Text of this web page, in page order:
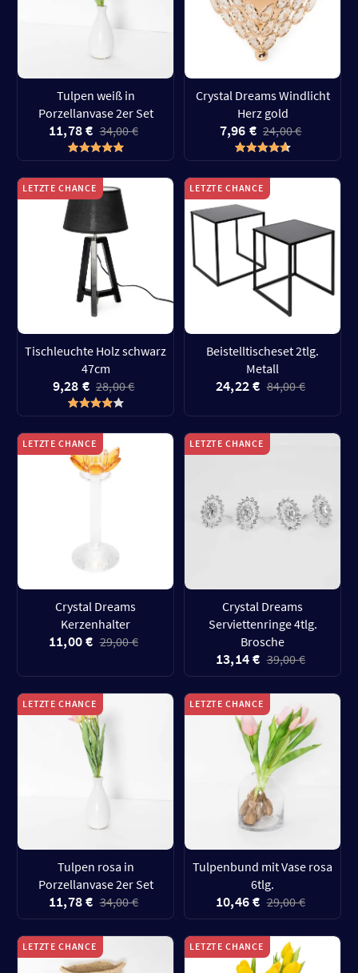
Tulpen weiß in
Porzellanvase 2er Set
11,78 € 34,00 €
Crystal Dreams Windlicht
Herz gold
7,96 € 24,00 €
LETZTE CHANCE
Tischleuchte Holz schwarz
47cm
9,28 € 28,00 €
LETZTE CHANCE
Beistelltischeset 2tlg.
Metall
24,22 € 84,00 €
LETZTE CHANCE
Crystal Dreams
Kerzenhalter
11,00 € 29,00 €
LETZTE CHANCE
Crystal Dreams
Serviettenringe 4tlg.
Brosche
13,14 € 39,00 €
LETZTE CHANCE
Tulpen rosa in
Porzellanvase 2er Set
11,78 € 34,00 €
LETZTE CHANCE
Tulpenbund mit Vase rosa
6tlg.
10,46 € 29,00 €
LETZTE CHANCE LETZTE CHANCE